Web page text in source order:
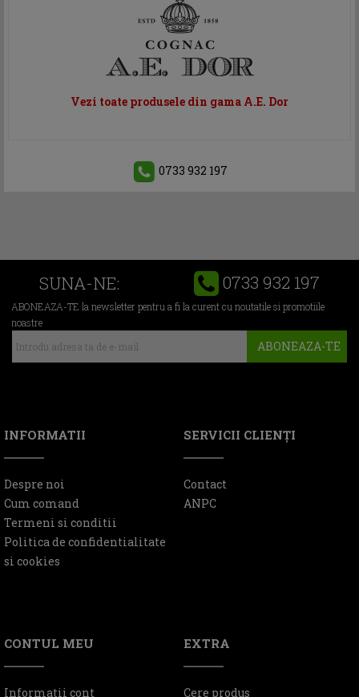
Vezi toate produsele din gama A.E. Dor
0733 932 197
SUNA-NE: 0733 932 197
ABONEAZA-TE la newsletter pentru a fi la curent cu noutatile si promotiile
noastre
ABONEAZA-TE
INFORMATII
Despre noi
Cum comand
Termeni si conditii
Politica de confidentialitate
si cookies
SERVICII CLIENŢI
Contact
ANPC
CONTUL MEU
Informatii cont
EXTRA
Cere produs